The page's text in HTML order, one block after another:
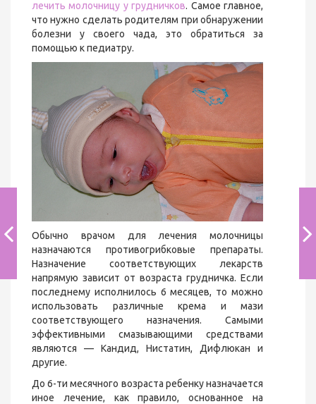
лечить молочницу у грудничков. Самое главное,
что нужно сделать родителям при обнаружении
болезни у своего чада, это обратиться за
помощью к педиатру.
Обычно врачом для лечения молочницы
назначаются противогрибковые препараты.
Назначение соответствующих лекарств
напрямую зависит от возраста грудничка. Если
последнему исполнилось 6 месяцев, то можно
использовать различные крема и мази
соответствующего назначения. Самыми
эффективными смазывающими средствами
являются — Кандид, Нистатин, Дифлюкан и
другие.
До 6-ти месячного возраста ребенку назначается
иное лечение, как правило, основанное на